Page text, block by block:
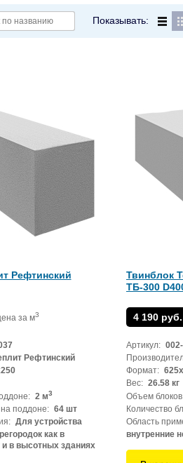
Показывать:
Рефтинский
за м3
Рефтинский
2 м3
на поддоне: 64 шт
Для устройства
как в
в высотных зданиях
Твинблок
ТБ-300
4 190 руб.
Артикул:
Формат:
Вес: 26.58 кг
Объем
Количество
Область
внутренние